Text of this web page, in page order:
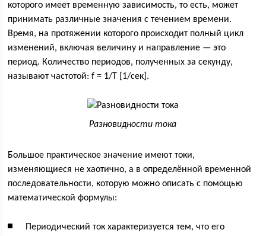
которого имеет временную зависимость, то есть, может
принимать различные значения с течением времени.
Время, на протяжении которого происходит полный цикл
изменений, включая величину и направление — это
период. Количество периодов, полученных за секунду,
называют частотой: f = 1/Т [1/сек].
Разновидности тока
Большое практическое значение имеют токи,
изменяющиеся не хаотично, а в определённой временной
последовательности, которую можно описать с помощью
математической формулы:
Периодический ток характеризуется тем, что его